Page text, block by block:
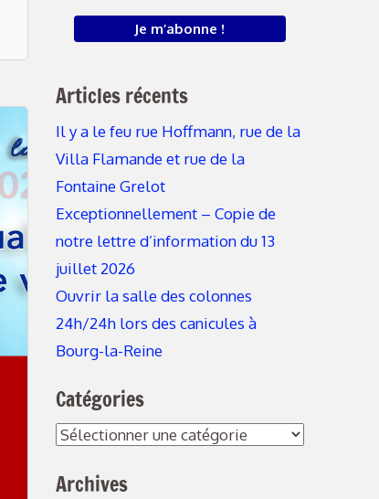
Articles récents
Il y a le feu rue Hoffmann, rue de la
Villa Flamande et rue de la
Fontaine Grelot
Exceptionnellement – Copie de
notre lettre d’information du 13
juillet 2026
Ouvrir la salle des colonnes
24h/24h lors des canicules à
Bourg-la-Reine
Catégories
Catégories
Archives